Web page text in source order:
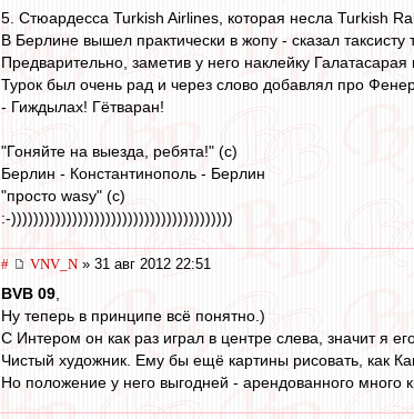
5. Стюардесса Turkish Airlines, которая несла Turkish
В Берлине вышел практически в жопу - сказал
Предварительно, заметив у него наклейку Галатасарая
Турок был очень рад и через слово добавлял про
- Гиждылах! Гётваран!
"Гоняйте на выезда, ребята!" (с)
Берлин - Константинополь - Берлин
"просто wasy" (с)
:-))))))))))))))))))))))))))))))))))))))))
# VNV_N » 31 авг 2012 22:51
BVB 09
Ну теперь в принципе всё понятно.)
С Интером он как раз играл в центре слева, значит я
Чистый художник. Ему бы ещё картины рисовать, как
Но положение у него выгодней - арендованного много